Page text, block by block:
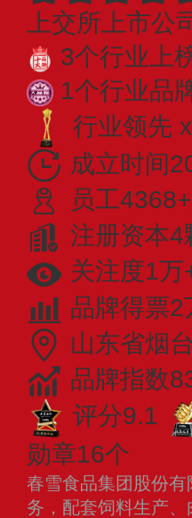
上交所上市公
3个行业上
1个行业品
行业领先
成立时间
员工
注册资本4
关注度1万
品牌得票2
山东省烟
品牌指数
评分9.1
勋章16个
春雪食品集团股份
务，配套饲料生产